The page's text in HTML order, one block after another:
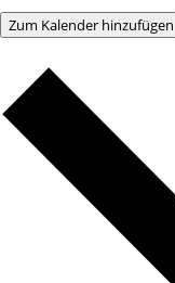
Zum Kalender hinzufügen